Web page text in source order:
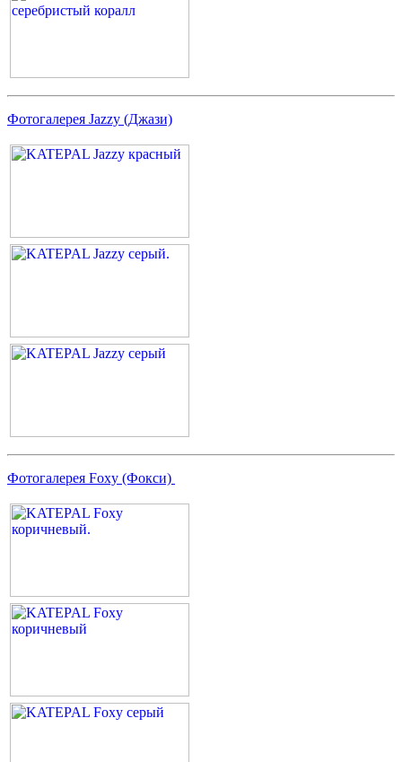
Фотогалерея Jazzy (Джази)
Фотогалерея Foxy (Фокси)